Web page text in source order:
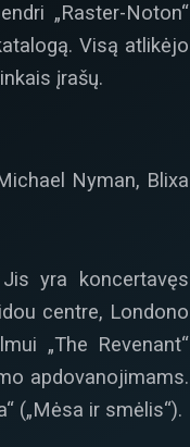
„Raster-Noton“
Visą atlikėjo
įrašų.
Nyman, Blixa
yra koncertavęs
centre, Londono
„The Revenant“
apdovanojimams.
(„Mėsa ir smėlis“).